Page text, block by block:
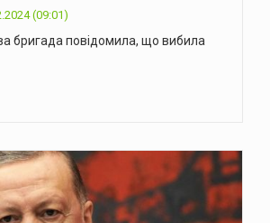
(09:01)
бригада повідомила, що вибила